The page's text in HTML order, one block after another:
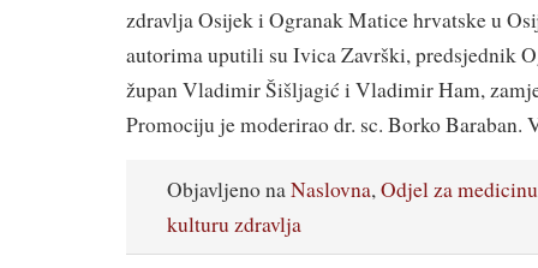
zdravlja Osijek i Ogranak Matice hrvatske u
autorima uputili su Ivica Završki, predsjednik
župan Vladimir Šišljagić i Vladimir Ham,
Promociju je moderirao dr. sc. Borko Baraban.
Objavljeno naNaslovna,Odjel za
kulturu zdravlja